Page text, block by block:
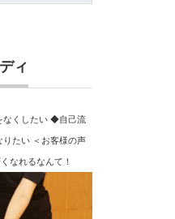
ィ
くしたい ◆自己流
たい ＜お客様の声
なれるなんて！